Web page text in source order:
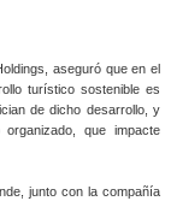
aseguró que en el
turístico sostenible es
de dicho desarrollo, y
que impacte
junto con la compañía